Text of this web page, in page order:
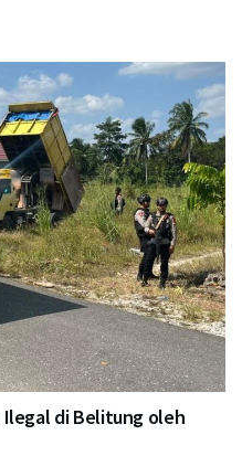
Ilegal di Belitung oleh